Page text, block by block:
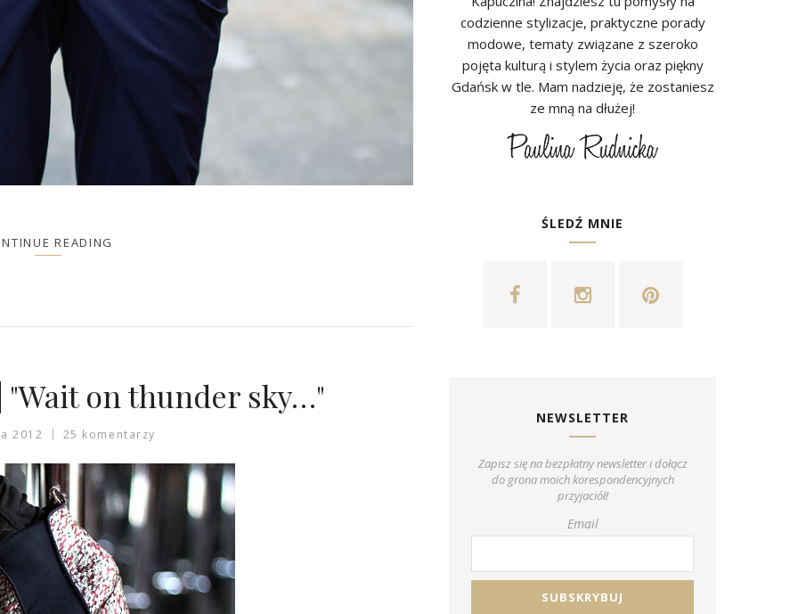
READING
"Wait on thunder sky…"
2012 25 komentarzy
codzienne stylizacje, praktyczne porady
modowe, tematy związane z szeroko
pojęta kulturą i stylem życia oraz piękny
Gdańsk w tle. Mam nadzieję, że zostaniesz
ze mną na dłużej!
ŚLEDŹ MNIE
NEWSLETTER
Zapisz się na bezpłatny newsletter i dołącz
do grona moich korespondencyjnych
przyjaciół!
Email